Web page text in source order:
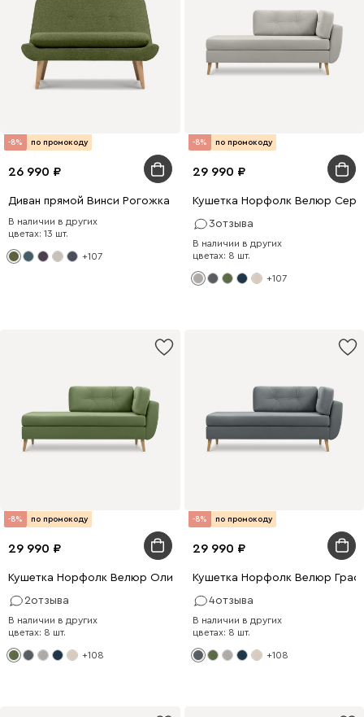
-8% по промокоду
26 990
Диван прямой Винси Рогожка Оливковый
В наличии в других
цветах: 13 шт.
+107
-8% по промокоду
29 990
Кушетка Норфолк Велюр
3отзыва
В наличии в других
цветах: 8 шт.
+107
-8% по промокоду
29 990
Кушетка Норфолк Велюр Оливковый
2отзыва
В наличии в других
цветах: 8 шт.
+108
-8% по промокоду
29 990
Кушетка Норфолк Велюр
4отзыва
В наличии в других
цветах: 8 шт.
+108